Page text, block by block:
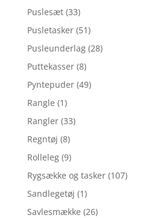
Puslesæt (33)
Pusletasker (51)
Pusleunderlag (28)
Puttekasser (8)
Pyntepuder (49)
Rangle (1)
Rangler (33)
Regntøj (8)
Rolleleg (9)
Rygsække og tasker (107)
Sandlegetøj (1)
Savlesmække (26)